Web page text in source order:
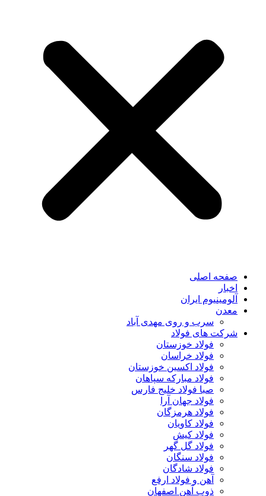
صفحه اصلی
اخبار
آلومینیوم ایران
معدن
سرب و روی مهدی آباد
شرکت های فولاد
فولاد خوزستان
فولاد خراسان
فولاد اکسین خوزستان
فولاد مبارکه سپاهان
صبا فولاد خلیج فارس
فولاد جهان آرا
فولاد هرمزگان
فولاد کاویان
فولاد کیش
فولاد گل گهر
فولاد سنگان
فولاد شادگان
آهن و فولاد ارفع
ذوب آهن اصفهان